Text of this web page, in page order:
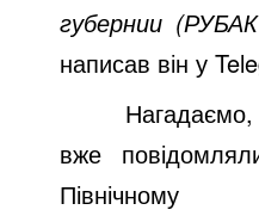
губернии
написав він у
вже